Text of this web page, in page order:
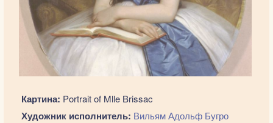
Картина: Portrait of Mlle Brissac
Художник исполнитель: Вильям Адольф Бугро